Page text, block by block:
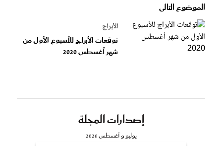
الموضوع التالى
الأبراج
توقعات الأبراج للأسبوع الأول من
شهر أغسطس 2020
إصدارات المجلة
يوليو و أغسطس 2026